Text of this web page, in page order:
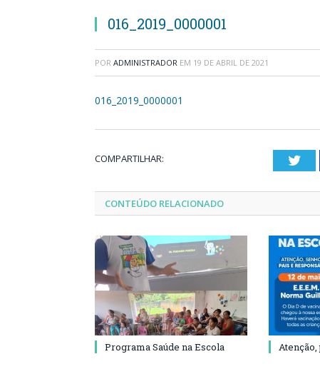
016_2019_0000001
POR ADMINISTRADOR EM 19 DE ABRIL DE 2021
016_2019_0000001
COMPARTILHAR:
CONTEÚDO RELACIONADO
Programa Saúde na Escola